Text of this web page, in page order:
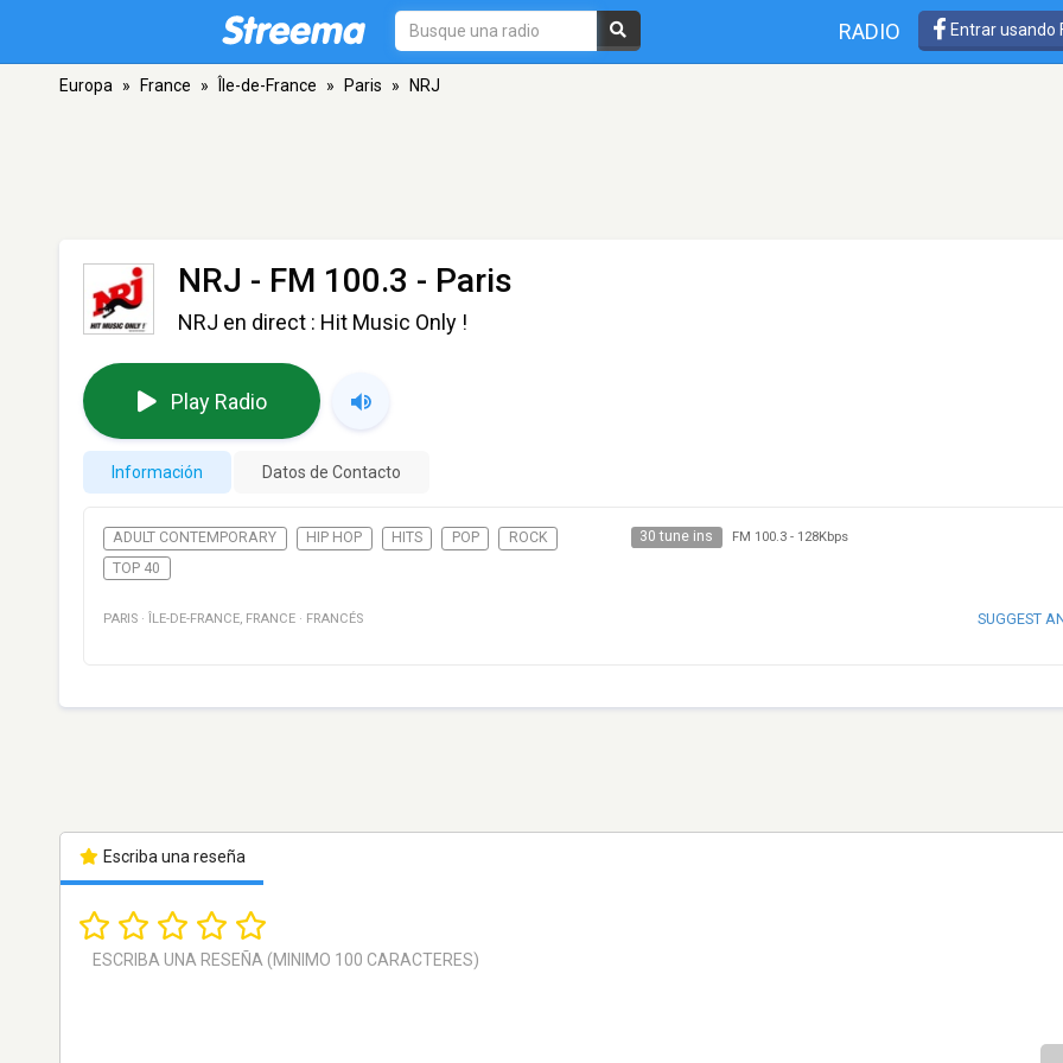
RADIO Entrar usando
Europa » France » Île-de-France » Paris » NRJ
NRJ - FM 100.3 - Paris
NRJ en direct : Hit Music Only !
Play Radio
Información Datos de Contacto
ADULT CONTEMPORARY HIP HOP HITS POP
ROCK
TOP 40
30 tune ins FM 100.3- 128Kbps
PARIS · ÎLE-DE-FRANCE, FRANCE · FRANCÉS SUGGEST
Escriba una reseña